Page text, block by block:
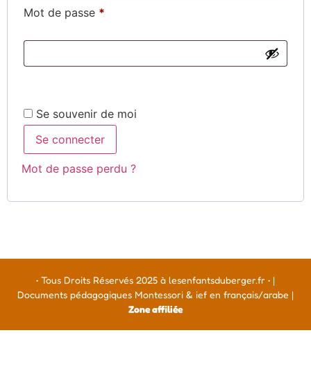
Mot de passe *
Se souvenir de moi
Se connecter
Mot de passe perdu ?
• Tous Droits Réservés 2025 à lesenfantsduberger.fr • |
Documents pédagogiques Montessori & ief en français/arabe |
Zone affiliée